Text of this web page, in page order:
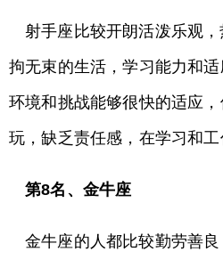
射手座比较开朗活泼乐观
拘无束的生活，学习能力和
环境和挑战能够很快的适应
玩，缺乏责任感，在学习和工
第8名、金牛座
金牛座的人都比较勤劳善